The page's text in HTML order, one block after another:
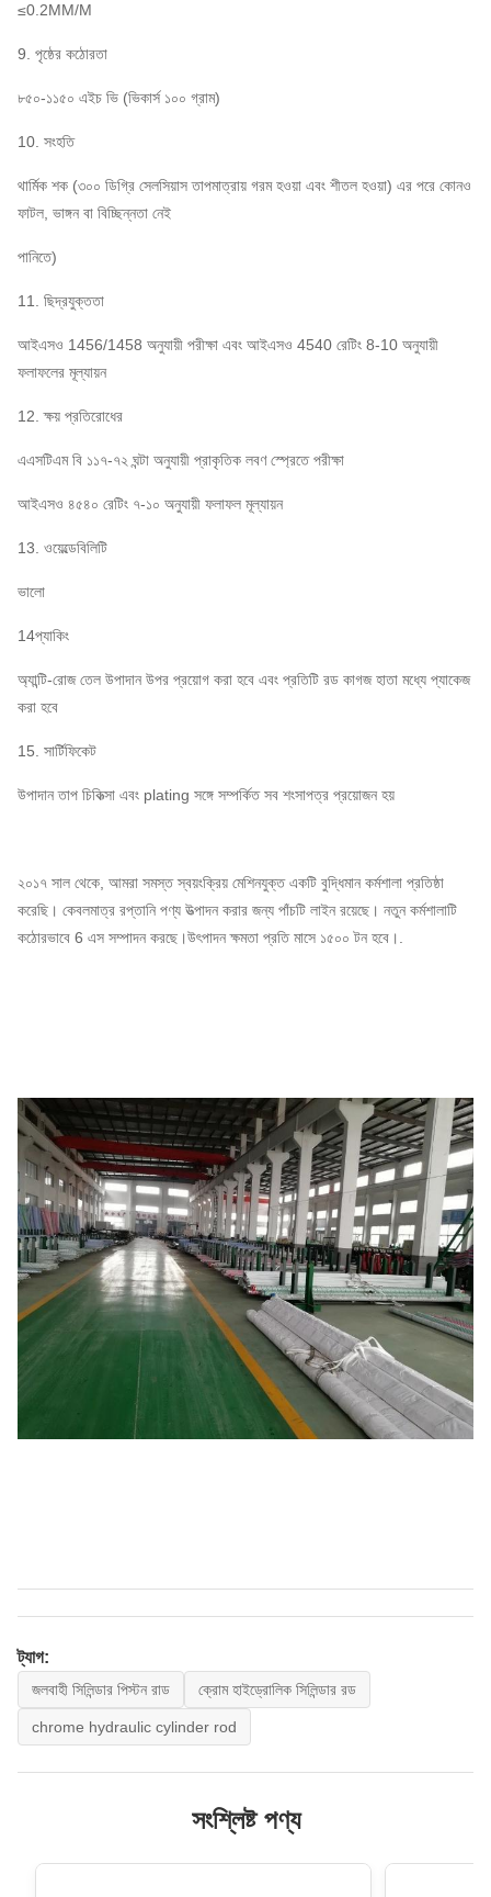
≤0.2MM/M
9. পৃষ্ঠের কঠোরতা
৮৫০-১১৫০ এইচ ভি (ভিকার্স ১০০ গ্রাম)
10. সংহতি
থার্মিক শক (৩০০ ডিগ্রি সেলসিয়াস তাপমাত্রায় গরম হওয়া এবং শীতল হওয়া) এর পরে কোনও
ফাটল, ভাঙ্গন বা বিচ্ছিন্নতা নেই
পানিতে)
11. ছিদ্রযুক্ততা
আইএসও 1456/1458 অনুযায়ী পরীক্ষা এবং আইএসও 4540 রেটিং 8-10 অনুযায়ী
ফলাফলের মূল্যায়ন
12. ক্ষয় প্রতিরোধের
এএসটিএম বি ১১৭-৭২ ঘন্টা অনুযায়ী প্রাকৃতিক লবণ স্প্রেতে পরীক্ষা
আইএসও ৪৫৪০ রেটিং ৭-১০ অনুযায়ী ফলাফল মূল্যায়ন
13. ওয়েল্ডেবিলিটি
ভালো
14প্যাকিং
অ্যান্টি-রোজ তেল উপাদান উপর প্রয়োগ করা হবে এবং প্রতিটি রড কাগজ হাতা মধ্যে প্যাকেজ
করা হবে
15. সার্টিফিকেট
উপাদান তাপ চিকিত্সা এবং plating সঙ্গে সম্পর্কিত সব শংসাপত্র প্রয়োজন হয়
২০১৭ সাল থেকে, আমরা সমস্ত স্বয়ংক্রিয় মেশিনযুক্ত একটি বুদ্ধিমান কর্মশালা প্রতিষ্ঠা
করেছি। কেবলমাত্র রপ্তানি পণ্য উত্পাদন করার জন্য পাঁচটি লাইন রয়েছে। নতুন কর্মশালাটি
কঠোরভাবে 6 এস সম্পাদন করছে।উৎপাদন ক্ষমতা প্রতি মাসে ১৫০০ টন হবে।.
ট্যাগ:
জলবাহী সিলিন্ডার পিস্টন রাড ক্রোম হাইড্রোলিক সিলিন্ডার রড
chrome hydraulic cylinder rod
সংশ্লিষ্ট পণ্য